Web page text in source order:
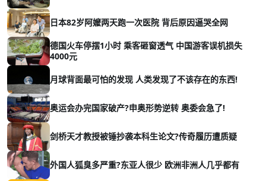
日本82岁阿嬤两天跑一次医院 背后原因逼哭全网
德国火车停摆1小时 乘客砸窗透气 中国游客误机损失
4000元
月球背面最可怕的发现 人类发现了不该存在的东西!
奥运会办完国家破产?申奥形势逆转 奥委会急了!
剑桥天才教授被锤抄袭本科生论文?传奇履历遭质疑
外国人狐臭多严重?东亚人很少 欧洲非洲人几乎都有